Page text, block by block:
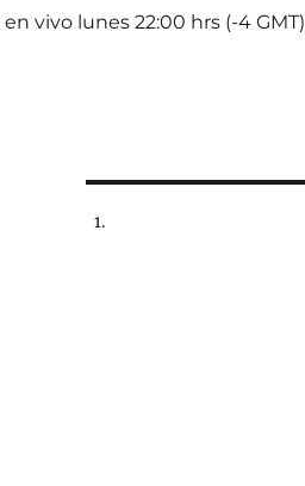
en vivo lunes 22:00 hrs (-4 GMT)